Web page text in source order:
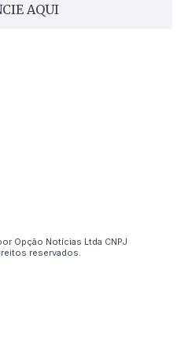
AQUI
Opção Notícias Ltda CNPJ
reservados.